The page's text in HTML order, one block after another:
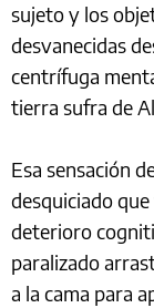
sujeto y los
desvanecidas
centrífuga
tierra sufra de
Esa sensación
desquiciado
deterioro
paralizado
a la cama para